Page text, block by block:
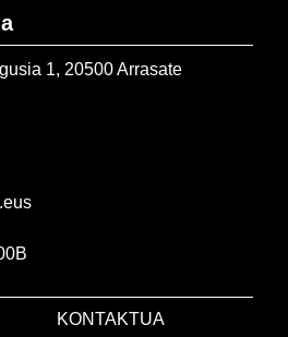
1, 20500 Arrasate
KONTAKTUA